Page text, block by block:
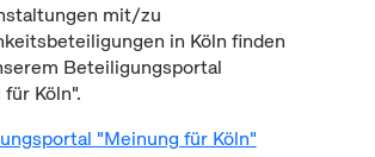
mit/zu
in Köln finden
Beteiligungsportal
Köln".
"Meinung für Köln"